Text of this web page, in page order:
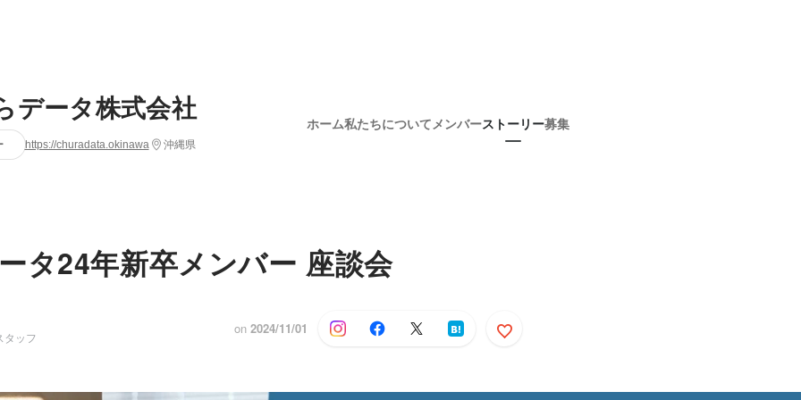
データ株式会社
https://churadata.okinawa 沖縄県
ホーム私たちについて メンバーストーリー募集
タ24年新卒メンバー 座談会
タッフ
on 2024/11/01